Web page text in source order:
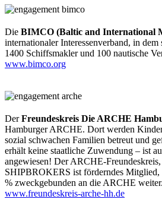
Die BIMCO (Baltic and International
internationaler Interessenverband, in dem
1400 Schiffsmakler und 100 nautische
www.bimco.org
DerFreundeskreis Die ARCHE
Hamburger ARCHE. Dort werden
sozial schwachen Familien betreut und
erhält keine staatliche Zuwendung – ist
angewiesen! Der ARCHE-
SHIPBROKERS ist förderndes Mitglied,
% zweckgebunden an die ARCHE weiter.
www.freundeskreis-arche-hh.de